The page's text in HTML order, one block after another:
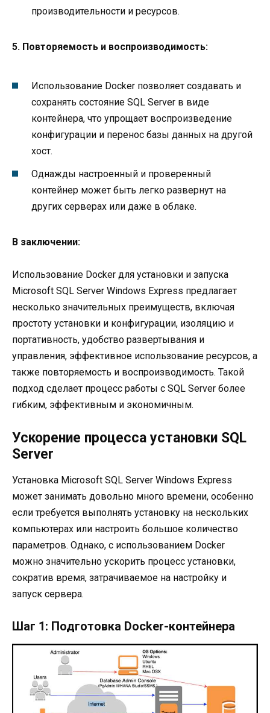
производительности и ресурсов.
5. Повторяемость и воспроизводимость:
Использование Docker позволяет создавать и
сохранять состояние SQL Server в виде
контейнера, что упрощает воспроизведение
конфигурации и перенос базы данных на другой
хост.
Однажды настроенный и проверенный
контейнер может быть легко развернут на
других серверах или даже в облаке.
В заключении:
Использование Docker для установки и запуска
Microsoft SQL Server Windows Express предлагает
несколько значительных преимуществ, включая
простоту установки и конфигурации, изоляцию и
портативность, удобство развертывания и
управления, эффективное использование ресурсов, а
также повторяемость и воспроизводимость. Такой
подход сделает процесс работы с SQL Server более
гибким, эффективным и экономичным.
Ускорение процесса установки SQL
Server
Установка Microsoft SQL Server Windows Express
может занимать довольно много времени, особенно
если требуется выполнять установку на нескольких
компьютерах или настроить большое количество
параметров. Однако, с использованием Docker
можно значительно ускорить процесс установки,
сократив время, затрачиваемое на настройку и
запуск сервера.
Шаг 1: Подготовка Docker-контейнера